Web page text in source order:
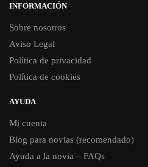
INFORMACIÓN
Sobre nosotros
Aviso Legal
Política de privacidad
Política de cookies
AYUDA
Mi cuenta
Blog para novias (recomendado)
Ayuda a la novia – FAQs